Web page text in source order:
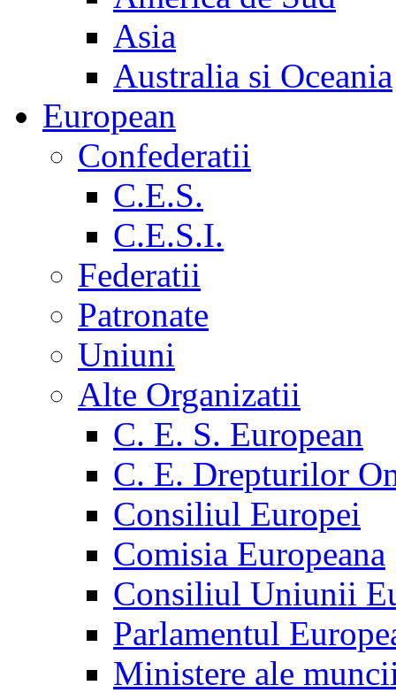
Asia
Australia si Oceania
European
Confederatii
C.E.S.
C.E.S.I.
Federatii
Patronate
Uniuni
Alte Organizatii
C. E. S. European
C. E. Drepturilor
Consiliul Europei
Comisia Europeana
Consiliul Uniunii
Parlamentul
Ministere ale